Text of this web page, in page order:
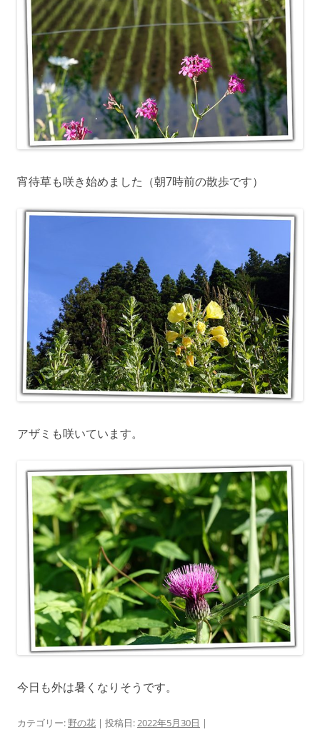
宵待草も咲き始めました（朝7時前の散歩です）
アザミも咲いています。
今日も外は暑くなりそうです。
カテゴリー: 野の花 | 投稿日:2022年5月30日 |